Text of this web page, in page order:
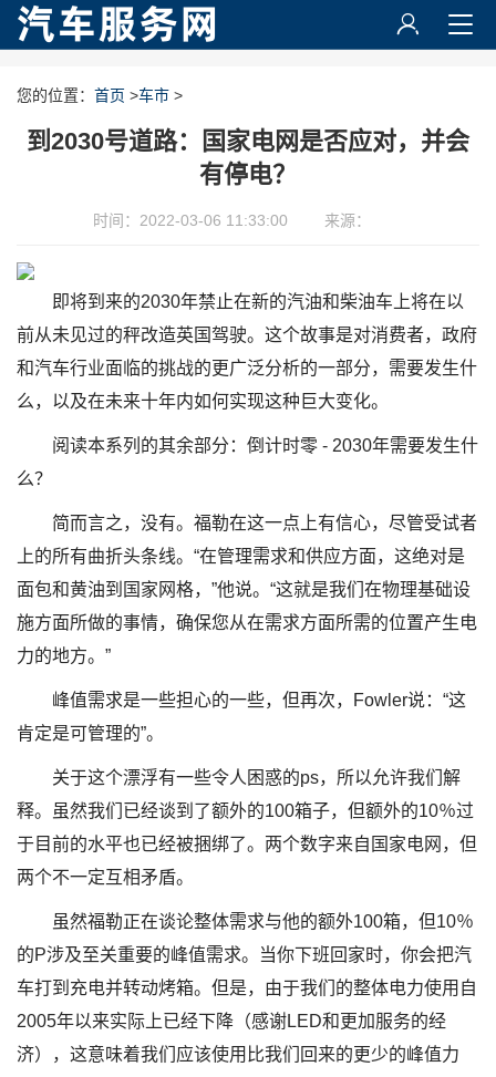
您的位置： 首页 >车市 >
到2030号道路：国家电网是否应对，并会
有停电？
时间：2022-03-06 11:33:00 来源：
即将到来的2030年禁止在新的汽油和柴油车上将在以
前从未见过的秤改造英国驾驶。这个故事是对消费者，政府
和汽车行业面临的挑战的更广泛分析的一部分，需要发生什
么，以及在未来十年内如何实现这种巨大变化。
阅读本系列的其余部分：倒计时零 - 2030年需要发生什
么？
简而言之，没有。福勒在这一点上有信心，尽管受试者
上的所有曲折头条线。“在管理需求和供应方面，这绝对是
面包和黄油到国家网格，”他说。“这就是我们在物理基础设
施方面所做的事情，确保您从在需求方面所需的位置产生电
力的地方。”
峰值需求是一些担心的一些，但再次，Fowler说：“这
肯定是可管理的”。
关于这个漂浮有一些令人困惑的ps，所以允许我们解
释。虽然我们已经谈到了额外的100箱子，但额外的10％过
于目前的水平也已经被捆绑了。两个数字来自国家电网，但
两个不一定互相矛盾。
虽然福勒正在谈论整体需求与他的额外100箱，但10％
的P涉及至关重要的峰值需求。当你下班回家时，你会把汽
车打到充电并转动烤箱。但是，由于我们的整体电力使用自
2005年以来实际上已经下降（感谢LED和更加服务的经
济），这意味着我们应该使用比我们回来的更少的峰值力